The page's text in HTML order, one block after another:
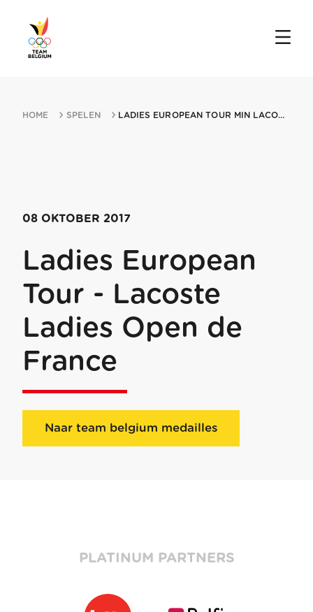
HOME SPELEN LADIES EUROPEAN TOUR MIN LACOSTE LADIES OPEN DE FRANCE 08102017 SAINTMIN J...
08 OKTOBER 2017
Ladies European
Tour - Lacoste
Ladies Open de
France
Naar team belgium medailles
PLATINUM PARTNERS